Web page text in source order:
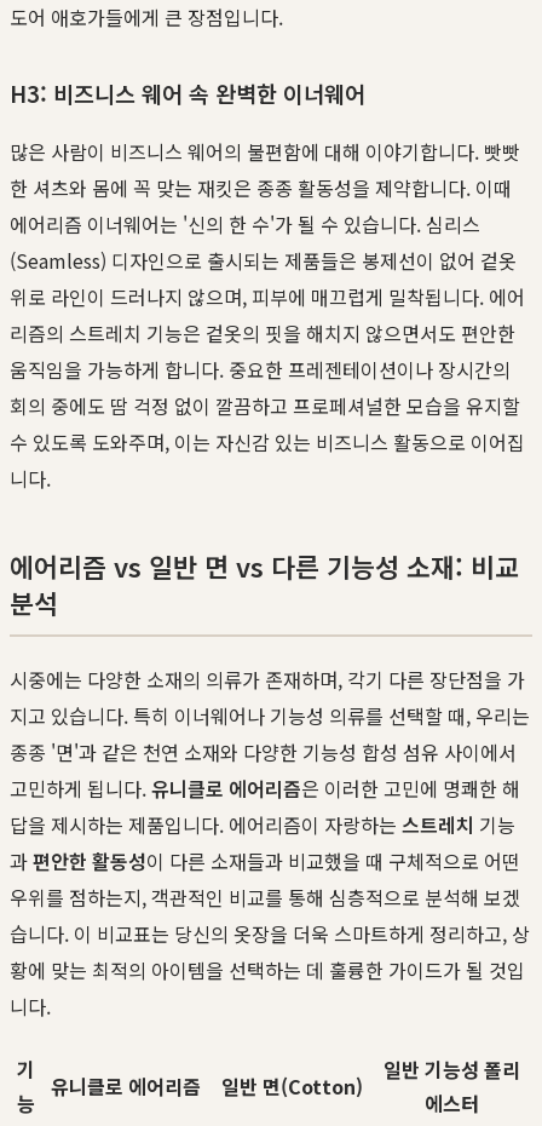
도어 애호가들에게 큰 장점입니다.
H3: 비즈니스 웨어 속 완벽한 이너웨어
많은 사람이 비즈니스 웨어의 불편함에 대해 이야기합니다. 빳빳
한 셔츠와 몸에 꼭 맞는 재킷은 종종 활동성을 제약합니다. 이때
에어리즘 이너웨어는 '신의 한 수'가 될 수 있습니다. 심리스
(Seamless) 디자인으로 출시되는 제품들은 봉제선이 없어 겉옷
위로 라인이 드러나지 않으며, 피부에 매끄럽게 밀착됩니다. 에어
리즘의 스트레치 기능은 겉옷의 핏을 해치지 않으면서도 편안한
움직임을 가능하게 합니다. 중요한 프레젠테이션이나 장시간의
회의 중에도 땀 걱정 없이 깔끔하고 프로페셔널한 모습을 유지할
수 있도록 도와주며, 이는 자신감 있는 비즈니스 활동으로 이어집
니다.
에어리즘 vs 일반 면 vs 다른 기능성 소재: 비교
분석
시중에는 다양한 소재의 의류가 존재하며, 각기 다른 장단점을 가
지고 있습니다. 특히 이너웨어나 기능성 의류를 선택할 때, 우리는
종종 '면'과 같은 천연 소재와 다양한 기능성 합성 섬유 사이에서
고민하게 됩니다.유니클로 에어리즘은 이러한 고민에 명쾌한 해
답을 제시하는 제품입니다. 에어리즘이 자랑하는 스트레치 기능
과편안한 활동성이 다른 소재들과 비교했을 때 구체적으로 어떤
우위를 점하는지, 객관적인 비교를 통해 심층적으로 분석해 보겠
습니다. 이 비교표는 당신의 옷장을 더욱 스마트하게 정리하고, 상
황에 맞는 최적의 아이템을 선택하는 데 훌륭한 가이드가 될 것입
니다.
기
능
유니클로 에어리즘 일반 면(Cotton)
일반 기능성 폴리
에스터